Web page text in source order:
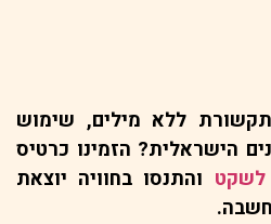
ללא מילים, שימוש
הישראלית? הזמינו כרטיס
והתנסו בחוויה יוצאת